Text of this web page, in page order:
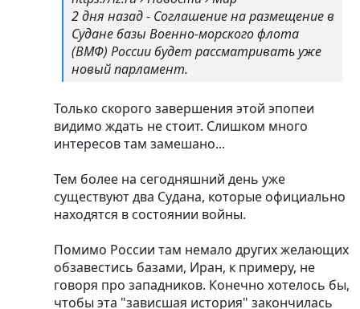
2 дня назад - Соглашение на размещение в
Судане базы Военно-морского флота
(ВМФ) России будет рассматривать уже
новый парламент.
Только скорого завершения этой эпопеи
видимо ждать не стоит. Слишком много
интересов там замешано...
Тем более на сегодняшний день уже
существуют два Судана, которые официально
находятся в состоянии войны.
Помимо России там немало других желающих
обзавестись базами, Иран, к примеру, не
говоря про западников. Конечно хотелось бы,
чтобы эта "зависшая история" закончилась